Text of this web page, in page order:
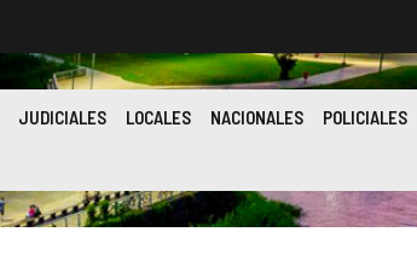
JUDICIALES LOCALES NACIONALES POLICIALES